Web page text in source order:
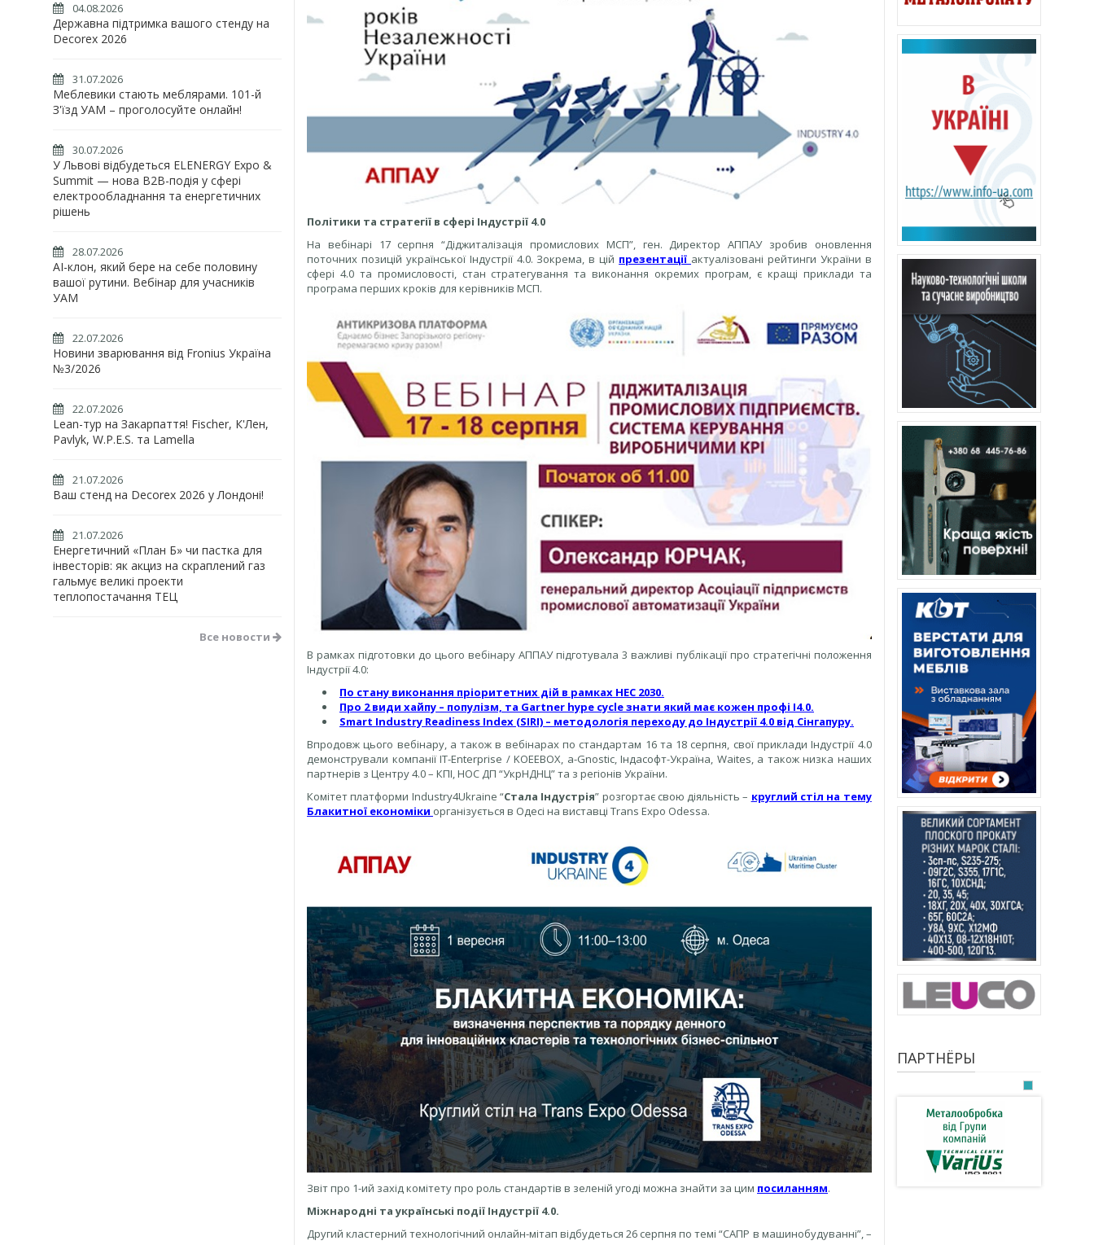
04.08.2026
Державна підтримка вашого стенду на
Decorex 2026
31.07.2026
Меблевики стають меблярами. 101-й
З'їзд УАМ – проголосуйте онлайн!
30.07.2026
У Львові відбудеться ELENERGY Expo &
Summit — нова B2B-подія у сфері
електрообладнання та енергетичних
рішень
28.07.2026
AI-клон, який бере на себе половину
вашої рутини. Вебінар для учасників
УАМ
22.07.2026
Новини зварювання від Fronius Україна
№3/2026
22.07.2026
Lean-тур на Закарпаття! Fischer, К'Лен,
Pavlyk, W.P.E.S. та Lamella
21.07.2026
Ваш стенд на Decorex 2026 у Лондоні!
21.07.2026
Енергетичний «План Б» чи пастка для
інвесторів: як акциз на скраплений газ
гальмує великі проекти
теплопостачання ТЕЦ
Все новости
Політики та стратегії в сфері Індустрії 4.0
На вебінарі 17 серпня “Діджиталізація промислових МСП”, ген. Директор АППАУ зробив оновлення
поточних позицій української Індустрії 4.0. Зокрема, в цій презентації актуалізовані рейтинги України в
сфері 4.0 та промисловості, стан стратегування та виконання окремих програм, є кращі приклади та
програма перших кроків для керівників МСП.
В рамках підготовки до цього вебінару АППАУ підготувала 3 важливі публікації про стратегічні положення
Індустрії 4.0:
По стану виконання пріоритетних дій в рамках НЕС 2030.
Про 2 види хайпу – популізм, та Gartner hype cycle знати який має кожен профі І4.0.
Smart Industry Readiness Index (SIRI) – методологія переходу до Індустрії 4.0 від Сінгапуру.
Впродовж цього вебінару, а також в вебінарах по стандартам 16 та 18 серпня, свої приклади Індустрії 4.0
демонстрували компанії IT-Enterprise / KOEEBOX, a-Gnostic, Індасофт-Україна, Waites, а також низка наших
партнерів з Центру 4.0 – КПІ, НОС ДП “УкрНДНЦ” та з регіонів України.
Комітет платформи Industry4Ukraine “Стала Індустрія” розгортає свою діяльність – круглий стіл на тему
Блакитної економіки організується в Одесі на виставці Trans Expo Odessa.
Звіт про 1-ий захід комітету про роль стандартів в зеленій угоді можна знайти за цим посиланням.
Міжнародні та українські події Індустрії 4.0.
Другий кластерний технологічний онлайн-мітап відбудеться 26 серпня по темі “САПР в машинобудуванні”, –
ПАРТНЁРЫ